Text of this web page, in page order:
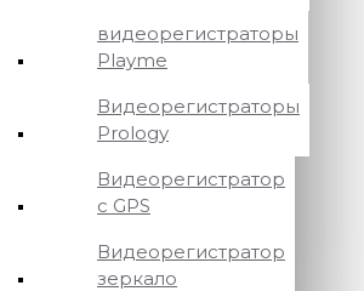
видеорегистраторы
Playme
Видеорегистраторы
Prology
Видеорегистратор
с GPS
Видеорегистратор
зеркало